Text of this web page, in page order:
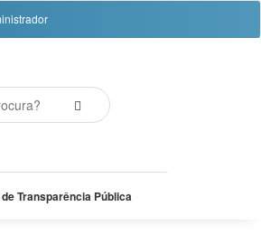
Transparência Pública